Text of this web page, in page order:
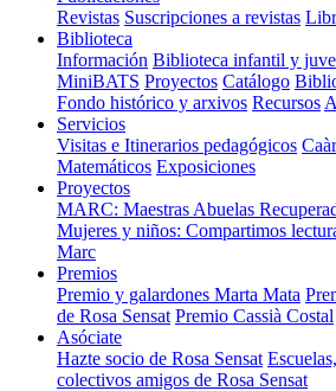
Revistas Suscripciones a revistas
Biblioteca
Información Biblioteca infantil y
MiniBATS Proyectos Catálogo
Fondo histórico y arxivos Recursos
Servicios
Visitas e Itinerarios pedagógicos
Matemáticos Exposiciones
Proyectos
MARC: Maestras Abuelas
Mujeres y niños: Compartimos
Marc
Premios
Premio y galardones Marta Mata
de Rosa Sensat Premio Cassià Costal
Asóciate
Hazte socio de Rosa Sensat
colectivos amigos de Rosa Sensat